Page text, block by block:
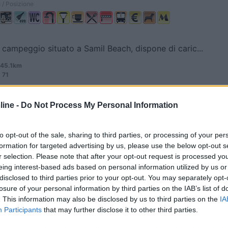
- Do Not Process My Personal Information
opt-out of the sale, sharing to third parties, or processing of your
for targeted advertising by us, please use the below opt-out
selection. Please note that after your opt-out request is processed
interest-based ads based on personal information utilized by us
to third parties prior to your opt-out. You may separately
of your personal information by third parties on the IAB’s list of
This information may also be disclosed by us to third parties on the
Participants that may further disclose it to other third parties.
situato a Samil Beach, dispone di caric...
centro storico di Braga, campeggio comunale, o...
46.5km
7